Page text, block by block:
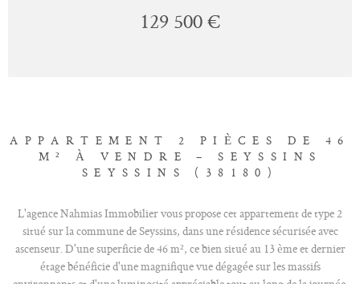
129 500 €
APPARTEMENT 2 PIÈCES DE 46
M² À VENDRE – SEYSSINS
SEYSSINS (38180)
L'agence Nahmias Immobilier vous propose cet appartement de type 2
situé sur la commune de Seyssins, dans une résidence sécurisée avec
ascenseur. D'une superficie de 46 m², ce bien situé au 13 ème et dernier
étage bénéficie d'une magnifique vue dégagée sur les massifs